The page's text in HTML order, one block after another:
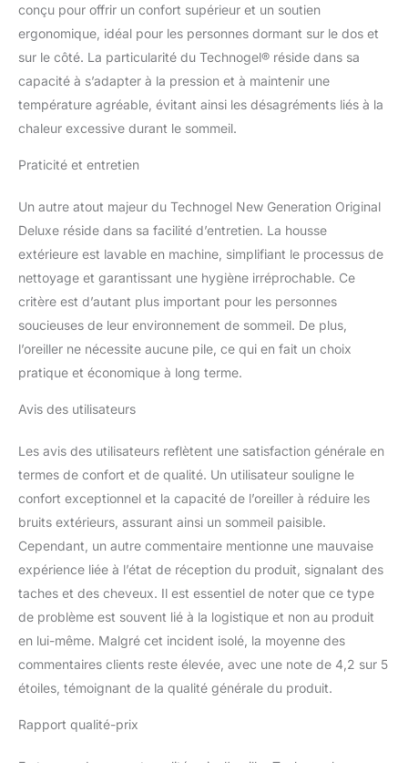
une priorité absolue,
notre taie d'oreiller est
non seulement douce,
respirante et certifiée
Oeko-Tex, mais aussi
antibactérienne, lavable
en machine et
et certifiés par l'Institut
pour garantir leur
sécurité, leur qualité et
leur durabilité.
Été
cool : avec le coussin
rafraîchissant original
Technogel Deluxe, vous
vous endormez détendu
même pendant les
conçu pour offrir un confort supérieur et un soutien
ergonomique, idéal pour les personnes dormant sur le dos et
sur le côté. La particularité du Technogel® réside dans sa
capacité à s’adapter à la pression et à maintenir une
température agréable, évitant ainsi les désagréments liés à la
chaleur excessive durant le sommeil.
Praticité et entretien
Un autre atout majeur du Technogel New Generation Original
Deluxe réside dans sa facilité d’entretien. La housse
extérieure est lavable en machine, simplifiant le processus de
nettoyage et garantissant une hygiène irréprochable. Ce
critère est d’autant plus important pour les personnes
soucieuses de leur environnement de sommeil. De plus,
l’oreiller ne nécessite aucune pile, ce qui en fait un choix
pratique et économique à long terme.
Avis des utilisateurs
Les avis des utilisateurs reflètent une satisfaction générale en
termes de confort et de qualité. Un utilisateur souligne le
confort exceptionnel et la capacité de l’oreiller à réduire les
bruits extérieurs, assurant ainsi un sommeil paisible.
Cependant, un autre commentaire mentionne une mauvaise
expérience liée à l’état de réception du produit, signalant des
taches et des cheveux. Il est essentiel de noter que ce type
de problème est souvent lié à la logistique et non au produit
en lui-même. Malgré cet incident isolé, la moyenne des
commentaires clients reste élevée, avec une note de 4,2 sur 5
étoiles, témoignant de la qualité générale du produit.
Rapport qualité-prix